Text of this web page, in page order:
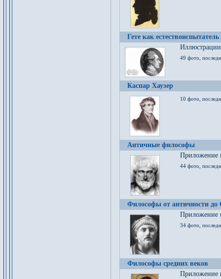
Гете как естествоиспытатель
49 фото,
Каспар Хаузер
10 фото,
Античные философы
Приложение
44 фото,
Философы от античности до
Приложение
34 фото,
Философы средних веков
Приложение